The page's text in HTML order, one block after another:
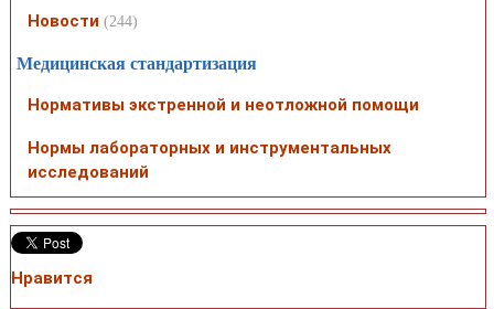
Новости (244)
Медицинская стандартизация
Нормативы экстренной и неотложной помощи
Нормы лабораторных и инструментальных
исследований
Нравится